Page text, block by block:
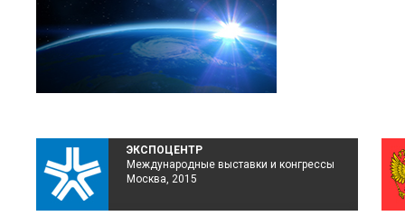
ЭКСПОЦЕНТР
Международные выставки и конгрессы
Москва, 2015